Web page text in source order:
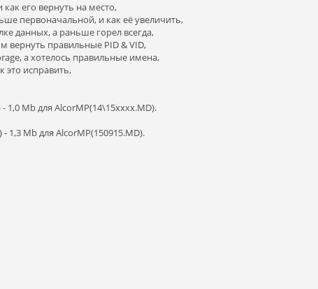
как его вернуть на место,
первоначальной, и как её увеличить,
данных, а раньше горел всегда,
вернуть правильные PID & VID,
а хотелось правильные имена,
это исправить,
1,0 Mb для AlcorMP(14\15xxxx.MD).
1,3 Mb для AlcorMP(150915.MD).